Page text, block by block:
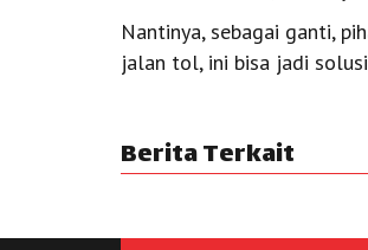
Nantinya, sebagai ganti,
jalan tol, ini bisa jadi
Berita Terkait